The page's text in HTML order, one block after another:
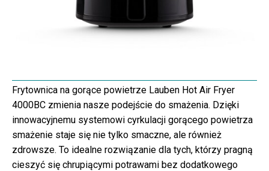
Frytownica na gorące powietrze Lauben Hot Air Fryer
4000BC zmienia nasze podejście do smażenia. Dzięki
innowacyjnemu systemowi cyrkulacji gorącego powietrza
smażenie staje się nie tylko smaczne, ale również
zdrowsze. To idealne rozwiązanie dla tych, którzy pragną
cieszyć się chrupiącymi potrawami bez dodatkowego